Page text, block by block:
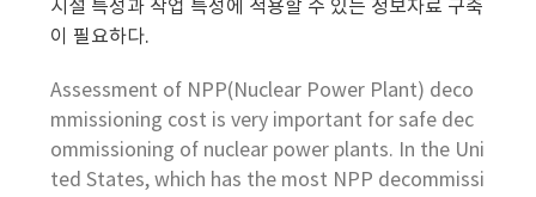
시설 특성과 작업 특성에 적용할 수 있는 정보자료 구축
이 필요하다.
Assessment of NPP(Nuclear Power Plant) deco
mmissioning cost is very important for safe dec
ommissioning of nuclear power plants. In the Uni
ted States, which has the most NPP decommissi